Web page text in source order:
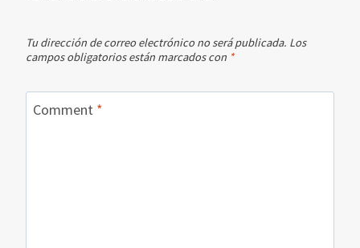
Tu dirección de correo electrónico no será publicada. Los
campos obligatorios están marcados con *
Comment *